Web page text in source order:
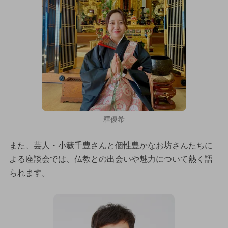
釋優希
また、芸人・小籔千豊さんと個性豊かなお坊さんたちに
よる座談会では、仏教との出会いや魅力について熱く語
られます。